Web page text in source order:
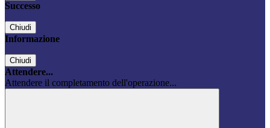
Successo
Chiudi
Informazione
Chiudi
Attendere...
Attendere il completamento dell'operazione...